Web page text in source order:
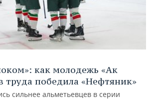
как молодежь «Ак
труда победила «Нефтяник»
сильнее альметьевцев в серии